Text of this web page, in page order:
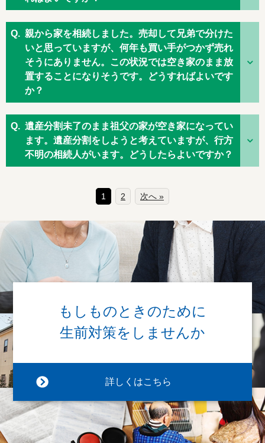
親から家を相続しました。売却して兄弟で分けた
いと思っていますが、何年も買い手がつかず売れ
そうにありません。この状況では空き家のまま放
置することになりそうです。どうすればよいです
か？
遺産分割未了のまま祖父の家が空き家になってい
ます。遺産分割をしようと考えていますが、行方
不明の相続人がいます。どうしたらよいですか？
1 2 次へ »
もしものときのために
生前対策をしませんか
詳しくはこちら